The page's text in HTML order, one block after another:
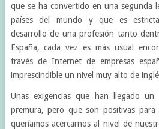
que se ha convertido en una segunda
países del mundo y que es
desarrollo de una profesión tanto
España, cada vez es más usual
través de Internet de empresas
imprescindible un nivel muy alto de
Unas exigencias que han llegado
premura, pero que son positivas
queríamos acercarnos al nivel de